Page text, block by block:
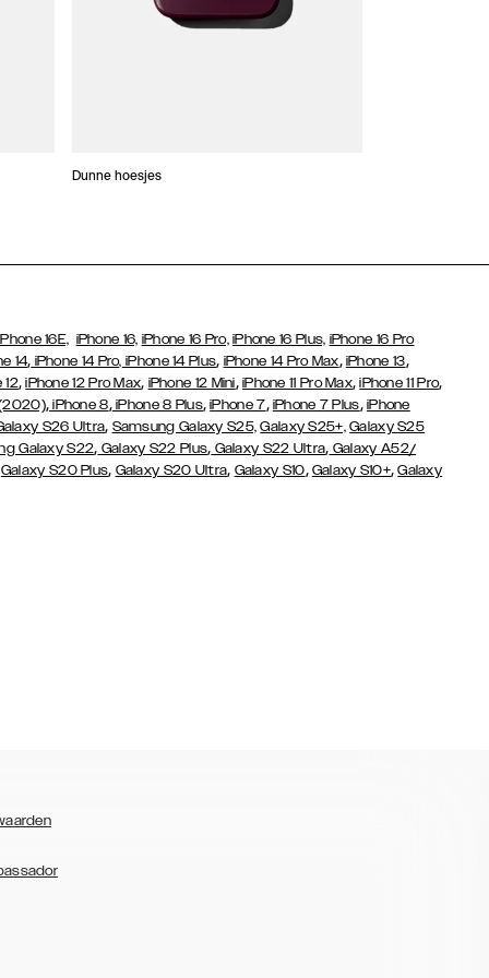
Dunne hoesjes
16E, iPhone 16, iPhone 16 Pro, iPhone 16 Plus, iPhone 16 Pro
14, iPhone 14 Pro, iPhone 14 Plus, iPhone 14 Pro Max, iPhone 13,
12,iPhone 12 Pro Max, iPhone 12 Mini, iPhone 11 Pro Max,iPhone 11 Pro,
,iPhone 8,iPhone 8 Plus,iPhone 7, iPhone 7 Plus, iPhone
S26 Ultra, Samsung Galaxy S25, Galaxy S25+, Galaxy S25
Galaxy S22, Galaxy S22 Plus, Galaxy S22 Ultra, Galaxy A52/
Galaxy S20 Plus, Galaxy S20 Ultra, Galaxy S10, Galaxy S10+,Galaxy